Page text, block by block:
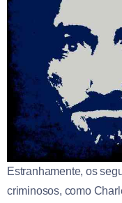
Estranhamente, os
criminosos, como